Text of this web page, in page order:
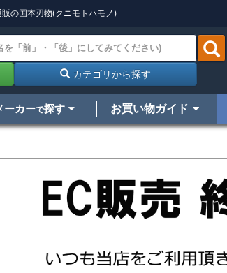
の国本刃物(クニモトハモノ)
カテゴリから探す
ーカーで探す お買い物ガイド